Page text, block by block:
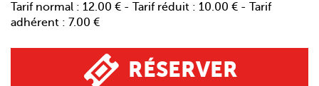
Tarif normal : 12.00 € - Tarif réduit : 10.00 € - Tarif
adhérent : 7.00 €
RÉSERVER